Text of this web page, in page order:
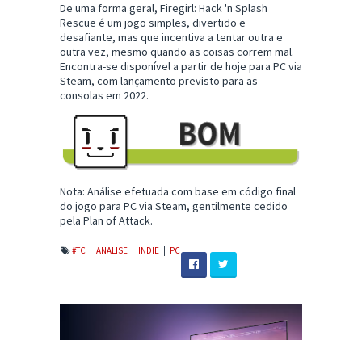
De uma forma geral, Firegirl: Hack 'n Splash
Rescue é um jogo simples, divertido e
desafiante, mas que incentiva a tentar outra e
outra vez, mesmo quando as coisas correm mal.
Encontra-se disponível a partir de hoje para PC via
Steam, com lançamento previsto para as
consolas em 2022.
Nota: Análise efetuada com base em código final
do jogo para PC via Steam, gentilmente cedido
pela Plan of Attack.
#TC ANALISE INDIE PC